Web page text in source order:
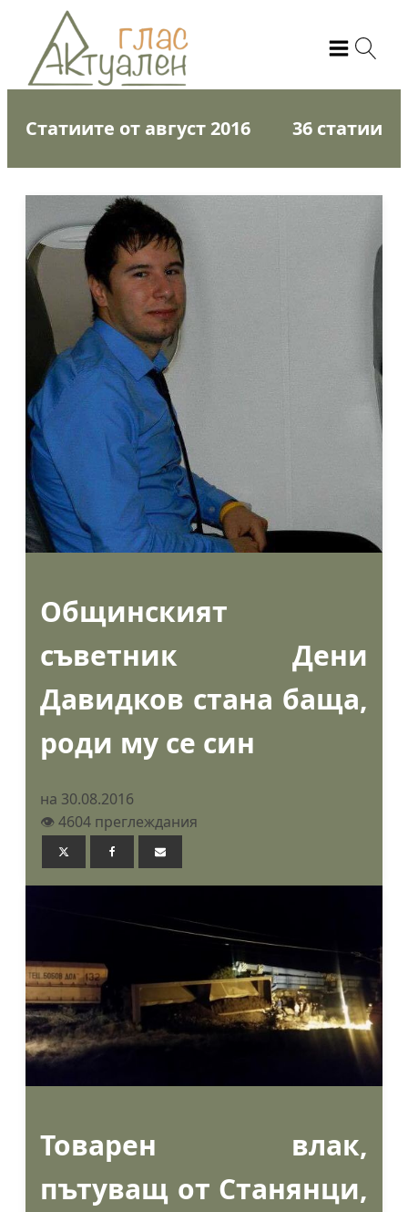
Статиите от август 2016 36 статии
Общинският
съветник Дени
Давидков стана баща,
роди му се син
на 30.08.2016
👁️ 4604 преглеждания
Товарен влак,
пътуващ от Станянци,